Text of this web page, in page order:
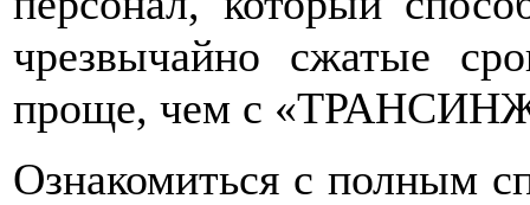
чрезвычайно сжатые
проще, чем с
Ознакомиться с полным